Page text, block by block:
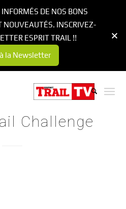
Challenge
DE NOS BONS
NOUVEAUTÉS. INSCRIVEZ-
ESPRIT TRAIL !!
la Newsletter